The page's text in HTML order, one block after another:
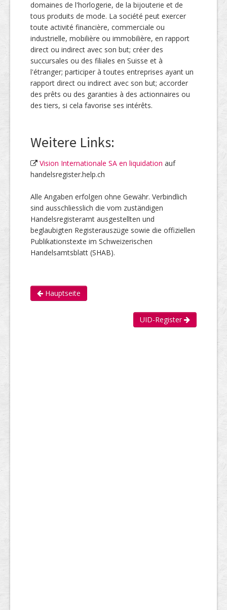
domaines de l'horlogerie, de la bijouterie et de
tous produits de mode. La société peut exercer
toute activité financière, commerciale ou
industrielle, mobilière ou immobilière, en rapport
direct ou indirect avec son but; créer des
succursales ou des filiales en Suisse et à
l'étranger; participer à toutes entreprises ayant un
rapport direct ou indirect avec son but; accorder
des prêts ou des garanties à des actionnaires ou
des tiers, si cela favorise ses intérêts.
Weitere Links:
Vision Internationale SA en liquidation auf
handelsregister.help.ch
Alle Angaben erfolgen ohne Gewähr. Verbindlich
sind ausschliesslich die vom zuständigen
Handelsregisteramt ausgestellten und
beglaubigten Registerauszüge sowie die offiziellen
Publikationstexte im Schweizerischen
Handelsamtsblatt (SHAB).
Hauptseite
UID-Register